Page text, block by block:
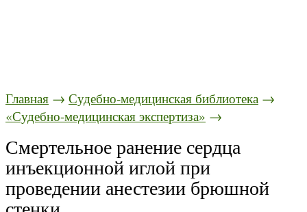
Главная → Судебно-медицинская библиотека →
«Судебно-медицинская экспертиза» →
Смертельное ранение сердца
инъекционной иглой при
проведении анестезии брюшной